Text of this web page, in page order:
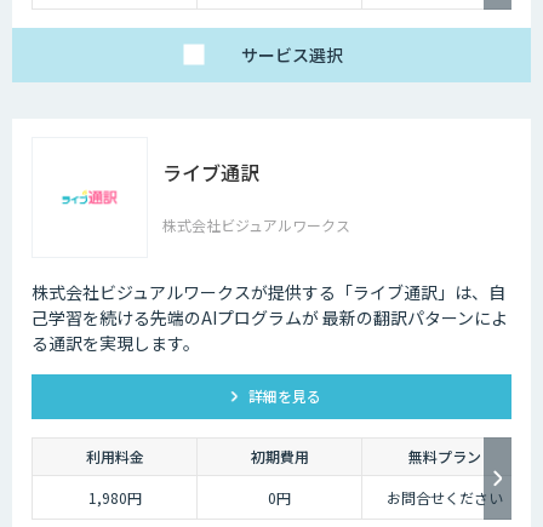
サービス選択
ライブ通訳
株式会社ビジュアルワークス
株式会社ビジュアルワークスが提供する「ライブ通訳」は、自
己学習を続ける先端のAIプログラムが 最新の翻訳パターンによ
る通訳を実現します。
詳細を見る
利用料金 初期費用
無料プラン
1,980円
0円 お問合せください